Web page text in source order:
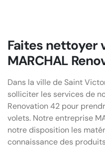
Faites nettoyer
MARCHAL
Dans la ville de Saint
solliciter les services de
Renovation 42 pour
volets. Notre entreprise
notre disposition les
connaissance des